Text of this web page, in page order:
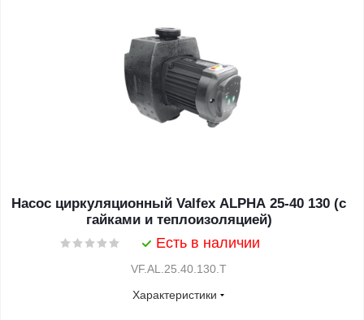
Насос циркуляционный Valfex ALPHA 25-40 130 (с
гайками и теплоизоляцией)
Есть в наличии
VF.AL.25.40.130.Т
Характеристики